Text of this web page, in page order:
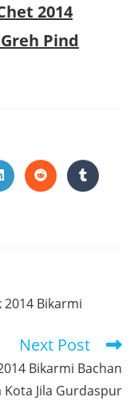
2014
Pind
Opens
in
Opens
in
Bikarmi
Next Post
Bikarmi Bachan
Kota Jila Gurdaspur